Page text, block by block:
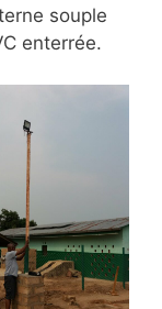
souple
enterrée.